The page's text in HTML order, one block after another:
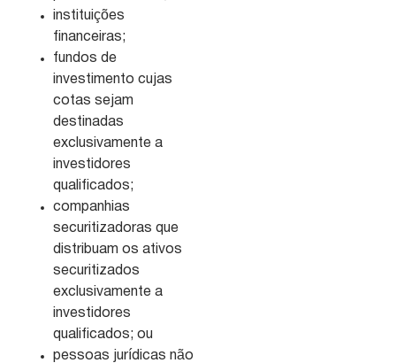
instituições
financeiras;
fundos de
investimento cujas
cotas sejam
destinadas
exclusivamente a
investidores
qualificados;
companhias
securitizadoras que
distribuam os ativos
securitizados
exclusivamente a
investidores
qualificados; ou
pessoas jurídicas não